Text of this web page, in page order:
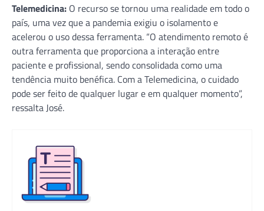
Telemedicina: O recurso se tornou uma realidade em todo o
país, uma vez que a pandemia exigiu o isolamento e
acelerou o uso dessa ferramenta. “O atendimento remoto é
outra ferramenta que proporciona a interação entre
paciente e profissional, sendo consolidada como uma
tendência muito benéfica. Com a Telemedicina, o cuidado
pode ser feito de qualquer lugar e em qualquer momento”,
ressalta José.